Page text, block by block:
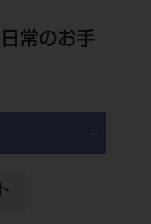
常のお手